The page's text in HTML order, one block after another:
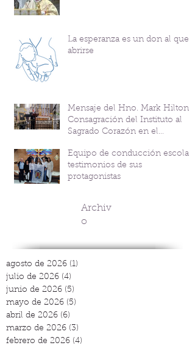
La esperanza es un don al que
abrirse
Mensaje del Hno. Mark Hilton y
Consagración del Instituto al
Sagrado Corazón en el
Coindre
Equipo de conducción escolar:
testimonios de sus
protagonistas
Archiv
o
agosto de 2026 (1)
julio de 2026 (4)
junio de 2026 (5)
mayo de 2026 (5)
abril de 2026 (6)
marzo de 2026 (3)
febrero de 2026 (4)